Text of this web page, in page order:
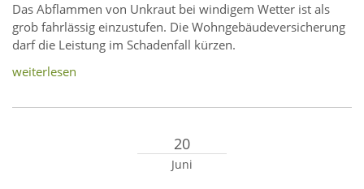
Das Abflammen von Unkraut bei windigem Wetter ist als
grob fahrlässig einzustufen. Die Wohngebäudeversicherung
darf die Leistung im Schadenfall kürzen.
weiterlesen
20
Juni